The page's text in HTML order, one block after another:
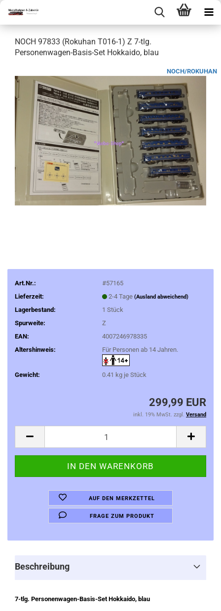
NOCH 97833 (Rokuhan T016-1) Z 7-tlg.
Personenwagen-Basis-Set Hokkaido, blau
NOCH/ROKUHAN
Art.Nr.:
#57165
Lieferzeit:
2-4 Tage (Ausland abweichend)
Lagerbestand: 1 Stück
Spurweite:
Z
EAN:
4007246978335
Altershinweis:
Für Personen ab 14 Jahren.
Gewicht: 0.41 kg je Stück
299,99 EUR
inkl. 19% MwSt. zzgl. Versand
AUF DEN MERKZETTEL
FRAGE ZUM PRODUKT
Beschreibung
7-tlg. Personenwagen-Basis-Set Hokkaido, blau